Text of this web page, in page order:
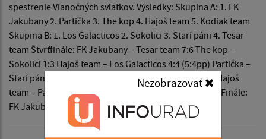
Nezobrazovať
spestrenie Vianočných sviatkov. Výsledky: Skupina A: 1. FK
Jakubany 2. Partička 3. The kop 4. Hajoš team 5. Kodiak team
Skupina B: 1. Los Galacticos 2. Sokolici 3. Starí páni 4. Tesar
team Štvrťfinále: FK Jakubany – Tesar team 7:6 The kop –
Sokolici 1:3 Hajoš team – Los Galacticos 4:4 (5:4pp) Partička –
Starí páni 8:2 Semifinále: FK Jakubany – Sokolici 5:0 Hajoš
team – Partička 3:1 O 3. Miesto: Sokolici – Partička 7:2 Finále:
FK Jakubany – Hajoš team 3:2